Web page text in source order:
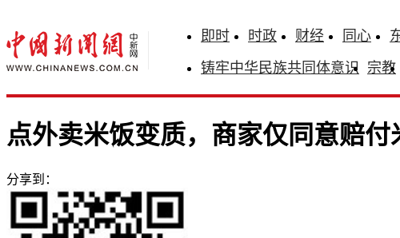
即时 时政 财经 同心
铸牢中华民族共同体意识 宗教
点外卖米饭变质，商家仅同意赔付
分享到：